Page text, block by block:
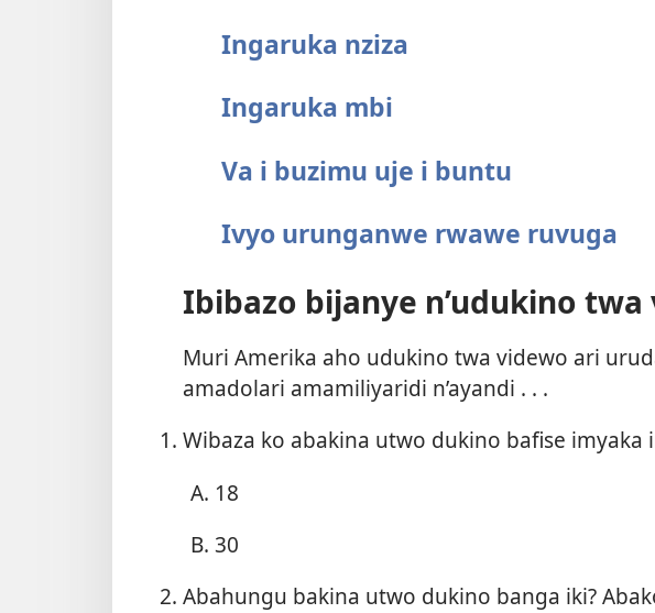
Ingaruka nziza
Ingaruka mbi
Va i buzimu uje i buntu
Ivyo urunganwe rwawe ruvuga
Ibibazo bijanye n’udukino twa
Muri Amerika aho udukino twa videwo ari
amadolari amamiliyaridi n’ayandi . . .
Wibaza ko abakina utwo dukino bafise imyaka
18
30
Abahungu bakina utwo dukino banga iki?